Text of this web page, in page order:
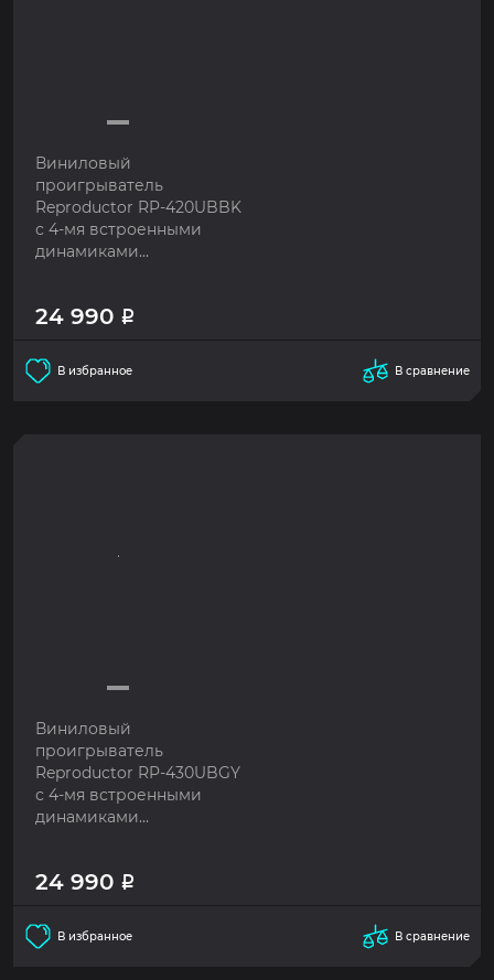
В избранное В сравнение
Виниловый
проигрыватель
Reproductor RP-420UBBK
с 4-мя встроенными
динамиками...
24 990 Р
В избранное В сравнение
Виниловый
проигрыватель
Reproductor RP-430UBGY
с 4-мя встроенными
динамиками...
24 990 Р